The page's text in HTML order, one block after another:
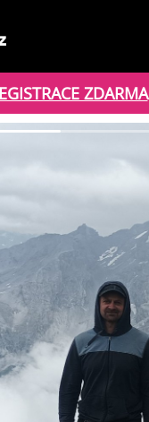
ZDARMA